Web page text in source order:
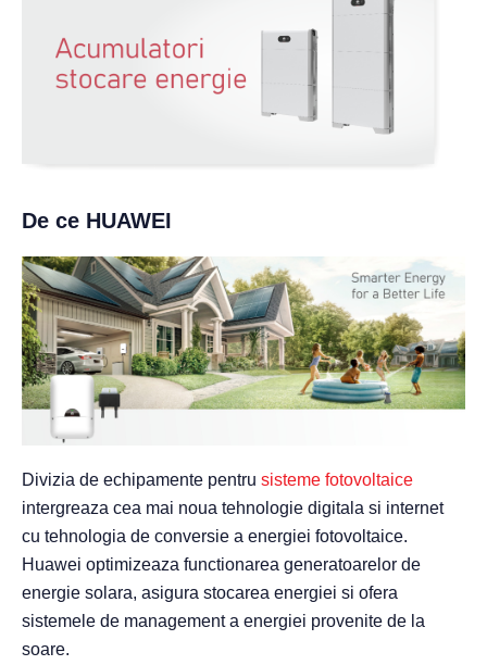
De ce HUAWEI
Divizia de echipamente pentru sisteme fotovoltaice
intergreaza cea mai noua tehnologie digitala si internet
cu tehnologia de conversie a energiei fotovoltaice.
Huawei optimizeaza functionarea generatoarelor de
energie solara, asigura stocarea energiei si ofera
sistemele de management a energiei provenite de la
soare.